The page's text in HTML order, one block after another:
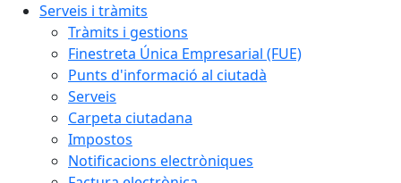
Serveis i tràmits
Tràmits i gestions
Finestreta Única Empresarial (FUE)
Punts d'informació al ciutadà
Serveis
Carpeta ciutadana
Impostos
Notificacions electròniques